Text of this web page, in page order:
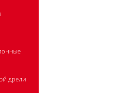
дрели